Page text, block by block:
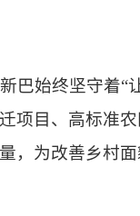
巴始终坚守着
项目、高标准
为改善乡村